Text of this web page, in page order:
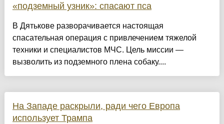
«подземный узник»: спасают пса
В Дятькове разворачивается настоящая
спасательная операция с привлечением тяжелой
техники и специалистов МЧС. Цель миссии —
вызволить из подземного плена собаку....
На Западе раскрыли, ради чего Европа
использует Трампа